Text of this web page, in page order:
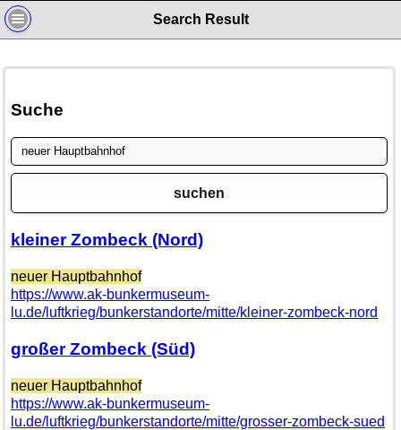
Search Result
Suche
suchen
kleiner Zombeck (Nord)
neuer Hauptbahnhof
https://www.ak-bunkermuseum-
lu.de/luftkrieg/bunkerstandorte/mitte/kleiner-zombeck-nord
großer Zombeck (Süd)
neuer Hauptbahnhof
https://www.ak-bunkermuseum-
lu.de/luftkrieg/bunkerstandorte/mitte/grosser-zombeck-sued